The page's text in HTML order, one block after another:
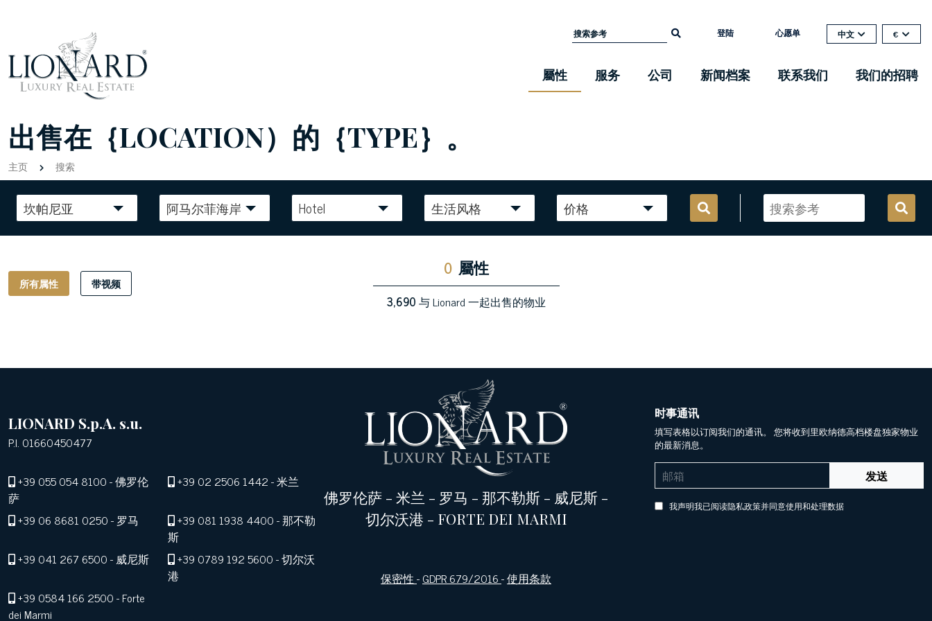
登陆 心愿单 中文 €
屬性 服务 公司 新闻档案 联系我们 我们的招聘
出售在｛LOCATION）的｛TYPE｝。
主页 搜索
坎帕尼亚 阿马尔菲海岸 Hotel 生活风格 价格
所有属性 带视频
0 屬性
3,690与 Lionard 一起出售的物业
LIONARD S.p.A. s.u.
P.I. 01660450477
+39 055 054 8100- 佛罗伦
萨
+39 02 2506 1442- 米兰
+39 06 8681 0250- 罗马 +39 081 1938 4400- 那不勒
斯
+39 041 267 6500- 威尼斯 +39 0789 192 5600- 切尔沃
港
+39 0584 166 2500- Forte
dei Marmi
佛罗伦萨 - 米兰 - 罗马 - 那不勒斯 - 威尼斯 -
切尔沃港 - FORTE DEI MARMI
保密性-GDPR 679/2016-使用条款
时事通讯
填写表格以订阅我们的通讯。 您将收到里欧纳德高档楼盘独家物业
的最新消息。
发送
我声明我已阅读隐私政策并同意使用和处理数据